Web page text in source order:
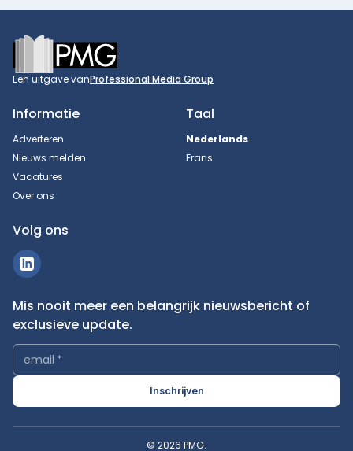
Footer
Een uitgave vanProfessional Media Group
Informatie
Adverteren
Nieuws melden
Vacatures
Over ons
Taal
Nederlands
Frans
Volg ons
Mis nooit meer een belangrijk nieuwsbericht of
exclusieve update.
email *
Inschrijven
© 2026 PMG.